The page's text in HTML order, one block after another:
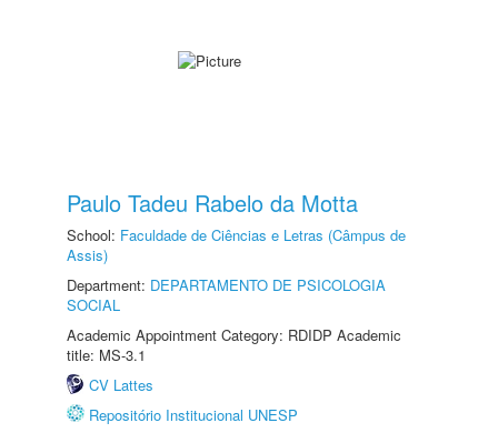
Paulo Tadeu Rabelo da Motta
School: Faculdade de Ciências e Letras (Câmpus de
Assis)
Department: DEPARTAMENTO DE PSICOLOGIA
SOCIAL
Academic Appointment Category: RDIDP Academic
title: MS-3.1
CV Lattes
Repositório Institucional UNESP